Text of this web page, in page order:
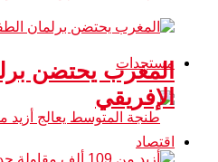
مستجدات
المغرب يحتضن
الإفريقي
اقتصاد